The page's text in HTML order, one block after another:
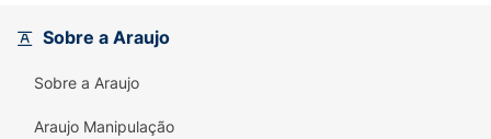
Sobre a Araujo
Sobre a Araujo
Araujo Manipulação